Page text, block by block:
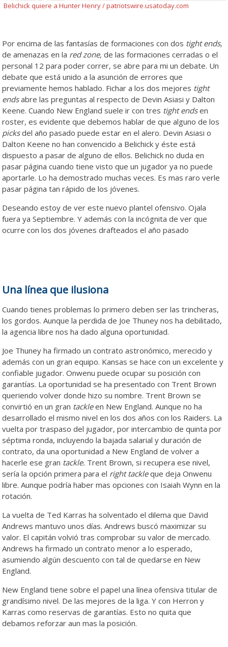
Belichick quiere a Hunter Henry / patriotswire.usatoday.com
Por encima de las fantasías de formaciones con dos tight ends,
de amenazas en la red zone, de las formaciones cerradas o el
personal 12 para poder correr, se abre para mi un debate. Un
debate que está unido a la asunción de errores que
previamente hemos hablado. Fichar a los dos mejores tight
endsabre las preguntas al respecto de Devin Asiasi y Dalton
Keene. Cuando New England suele ir con tres tight endsen
roster, es evidente que debemos hablar de que alguno de los
picksdel año pasado puede estar en el alero. Devin Asiasi o
Dalton Keene no han convencido a Belichick y éste está
dispuesto a pasar de alguno de ellos. Belichick no duda en
pasar página cuando tiene visto que un jugador ya no puede
aportarle. Lo ha demostrado muchas veces. Es mas raro verle
pasar página tan rápido de los jóvenes.
Deseando estoy de ver este nuevo plantel ofensivo. Ojala
fuera ya Septiembre. Y además con la incógnita de ver que
ocurre con los dos jóvenes drafteados el año pasado
Una línea que ilusiona
Cuando tienes problemas lo primero deben ser las trincheras,
los gordos. Aunque la perdida de Joe Thuney nos ha debilitado,
la agencia libre nos ha dado alguna oportunidad.
Joe Thuney ha firmado un contrato astronómico, merecido y
además con un gran equipo. Kansas se hace con un excelente y
confiable jugador. Onwenu puede ocupar su posición con
garantías. La oportunidad se ha presentado con Trent Brown
queriendo volver donde hizo su nombre. Trent Brown se
convirtió en un gran tackleen New England. Aunque no ha
desarrollado el mismo nivel en los dos años con los Raiders. La
vuelta por traspaso del jugador, por intercambio de quinta por
séptima ronda, incluyendo la bajada salarial y duración de
contrato, da una oportunidad a New England de volver a
hacerle ese gran tackle. Trent Brown, si recupera ese nivel,
sería la opción primera para el right tackleque deja Onwenu
libre. Aunque podría haber mas opciones con Isaiah Wynn en la
rotación.
La vuelta de Ted Karras ha solventado el dilema que David
Andrews mantuvo unos días. Andrews buscó maximizar su
valor. El capitán volvió tras comprobar su valor de mercado.
Andrews ha firmado un contrato menor a lo esperado,
asumiendo algún descuento con tal de quedarse en New
England.
New England tiene sobre el papel una línea ofensiva titular de
grandísimo nivel. De las mejores de la liga. Y con Herron y
Karras como reservas de garantías. Esto no quita que
debamos reforzar aun mas la posición.